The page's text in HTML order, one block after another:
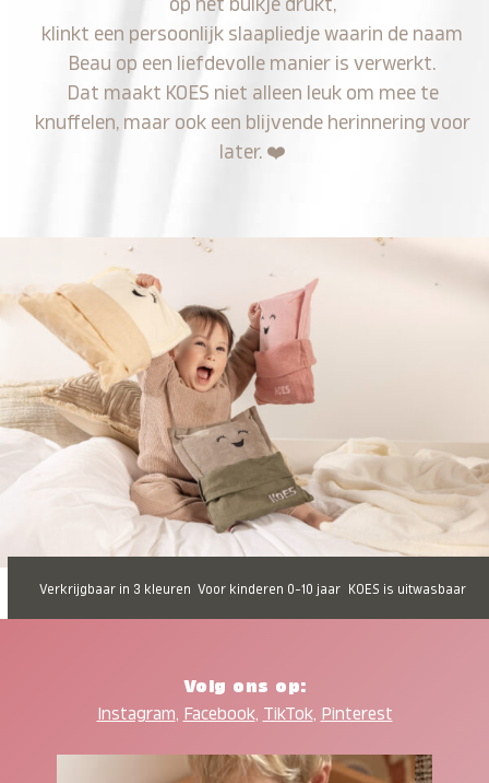
op het buikje drukt,
klinkt een persoonlijk slaapliedje waarin de naam
Beau op een liefdevolle manier is verwerkt.
Dat maakt KOES niet alleen leuk om mee te
knuffelen, maar ook een blijvende herinnering voor
later. ❤️
Verkrijgbaar in 3 kleuren Voor kinderen 0-10 jaar KOES is uitwasbaar
Volg ons op:
Instagram, Facebook, TikTok, Pinterest